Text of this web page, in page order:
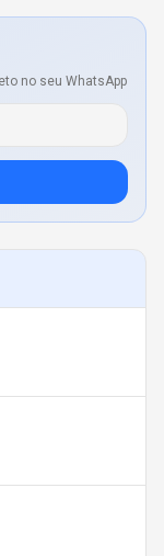
no seu WhatsApp